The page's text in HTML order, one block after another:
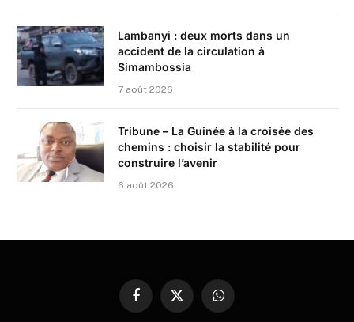
Lambanyi : deux morts dans un
accident de la circulation à
Simambossia
7 août 2026
Tribune – La Guinée à la croisée des
chemins : choisir la stabilité pour
construire l’avenir
6 août 2026
FacebookX
(Twitter)
WhatsApp